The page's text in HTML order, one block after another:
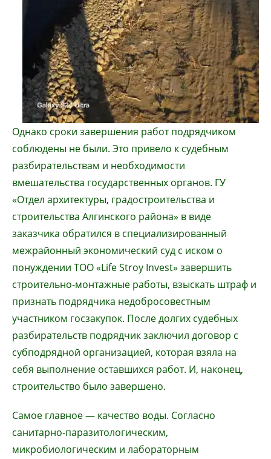
Однако сроки завершения работ подрядчиком
соблюдены не были. Это привело к судебным
разбирательствам и необходимости
вмешательства государственных органов. ГУ
«Отдел архитектуры, градостроительства и
строительства Алгинского района» в виде
заказчика обратился в специализированный
межрайонный экономический суд с иском о
понуждении ТОО «Life Stroy Invest» завершить
строительно-монтажные работы, взыскать штраф и
признать подрядчика недобросовестным
участником госзакупок. После долгих судебных
разбирательств подрядчик заключил договор с
субподрядной организацией, которая взяла на
себя выполнение оставшихся работ. И, наконец,
строительство было завершено.
Самое главное — качество воды. Согласно
санитарно-паразитологическим,
микробиологическим и лабораторным